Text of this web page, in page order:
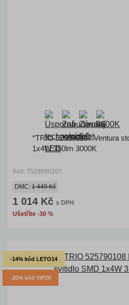
*TRIO 529990107 Ventura
1x4W 350lm 3000K
Kód: T529990107
DMC: 1 449 Kč
1 014 Kč s DPH
Ušetříte -30 %
-14% kód LETO14
-20% kód VIP20